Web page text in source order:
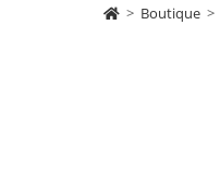
> Boutique >